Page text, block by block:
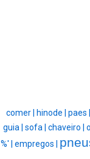
comer | hinode | paes |
guia | sofa | chaveiro |
%' | empregos |